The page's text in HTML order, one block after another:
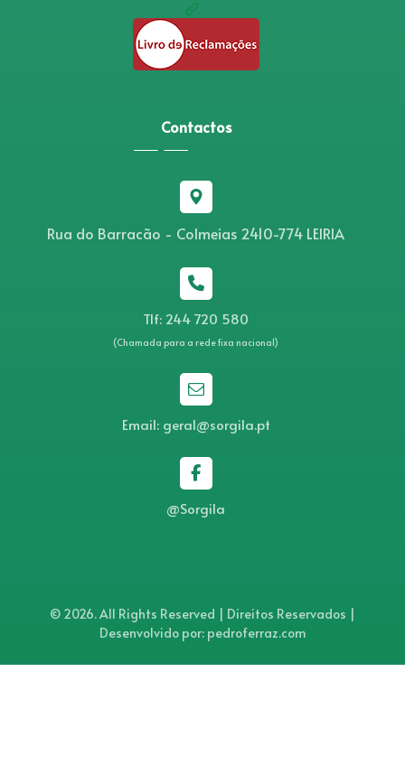
Contactos
Rua do Barracão - Colmeias 2410-774 LEIRIA
Tlf: 244 720 580
(Chamada para a rede fixa nacional)
Email: geral@sorgila.pt
@Sorgila
© 2026. All Rights Reserved | Direitos Reservados |
Desenvolvido por: pedroferraz.com